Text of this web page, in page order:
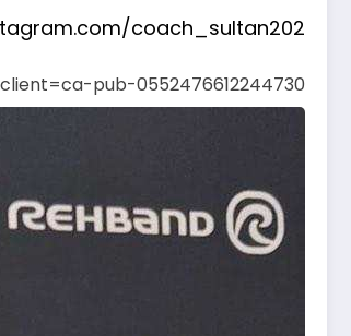
coach_sultan202
pub-0552476612244730